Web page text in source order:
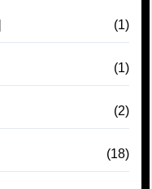
(1)
(1)
(2)
(18)